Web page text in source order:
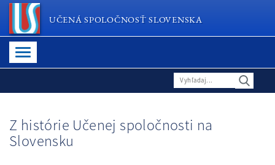
UČENÁ SPOLOČNOSŤ SLOVENSKA
Z histórie Učenej spoločnosti na
Slovensku